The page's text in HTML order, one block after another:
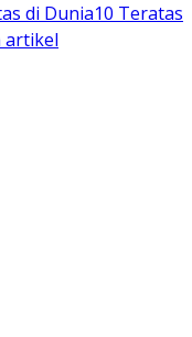
di Dunia10 Teratas
artikel